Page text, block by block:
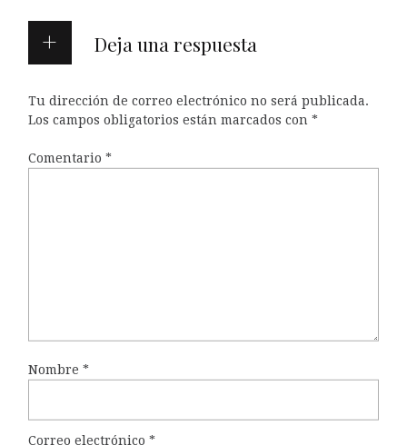
Deja una respuesta
Tu dirección de correo electrónico no será publicada.
Los campos obligatorios están marcados con *
Comentario *
Nombre *
Correo electrónico *